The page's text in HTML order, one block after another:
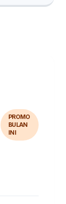
PROMO
BULAN
INI